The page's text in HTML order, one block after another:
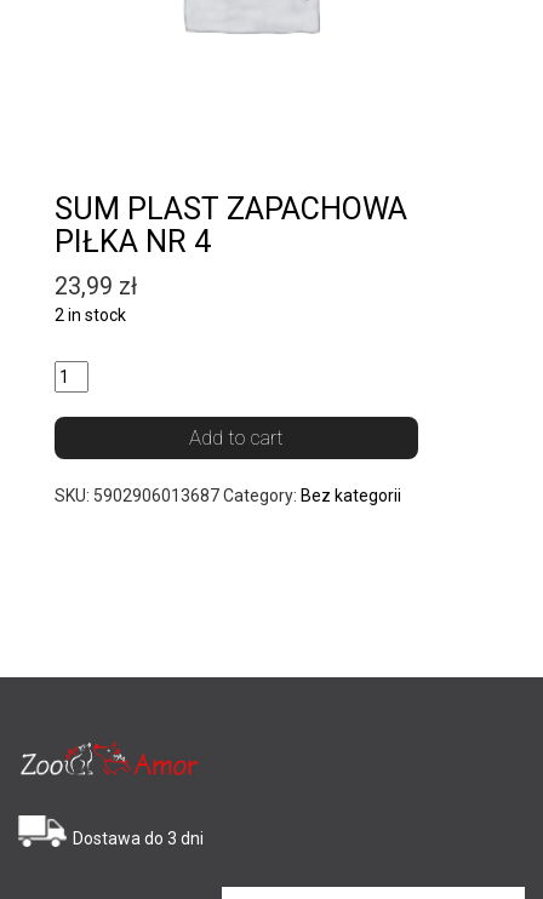
SUM PLAST ZAPACHOWA
PIŁKA NR 4
23,99 zł
2 in stock
Add to cart
SKU: 5902906013687Category: Bez kategorii
Dostawa do 3 dni